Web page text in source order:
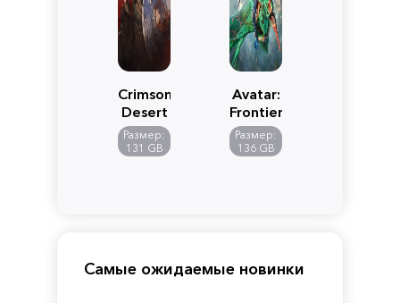
Crimson
Desert
Размер:
131 GB
Avatar:
Frontiers
of
Pandora
Размер:
136 GB
Самые ожидаемые новинки